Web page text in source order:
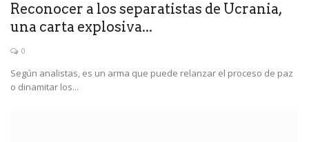
Reconocer a los separatistas de Ucrania,
una carta explosiva...
0
Según analistas, es un arma que puede relanzar el proceso de paz
o dinamitar los...